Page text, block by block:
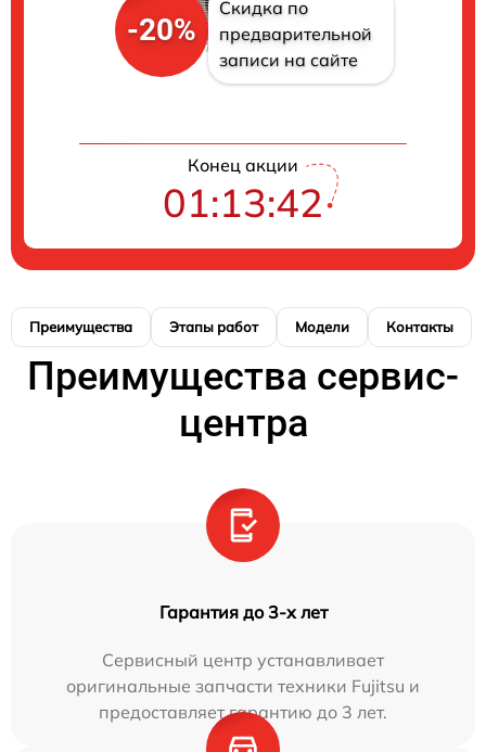
-20%
Скидка по
предварительной
записи на сайте
Конец акции
01:13:42
Преимущества Этапы работ Модели Контакты
Преимущества сервис-
центра
Гарантия до 3-х лет
Сервисный центр устанавливает
оригинальные запчасти техники Fujitsu и
предоставляет гарантию до 3 лет.